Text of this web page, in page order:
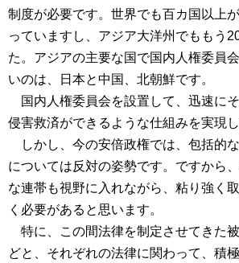
制度が必要です。世界でも百カ国以上
っていますし、アジア大洋州でももう
た。アジアの主要な国で国内人権委員
いのは、日本と中国、北朝鮮です。
国内人権委員会を設置して、迅速に
侵害救済ができるような仕組みを実現
しかし、今の安倍政権では、包括的
については反対の姿勢です。ですから
な連帯も視野に入れながら、粘り強く
く必要があると思います。
特に、この間法律を制定させてきた
どと、それぞれの法律に関わって、積